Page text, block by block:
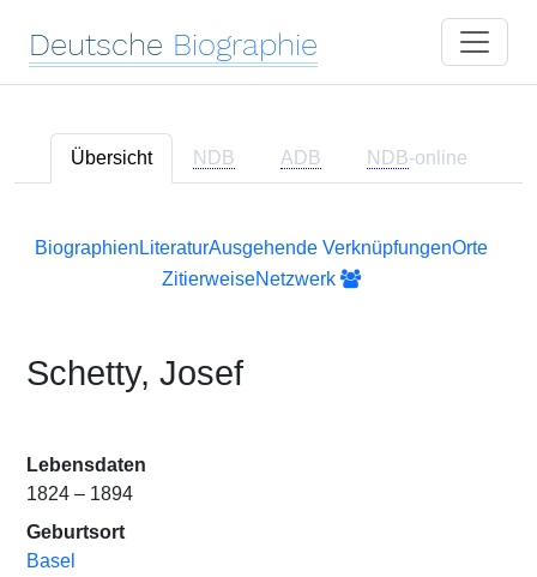
Deutsche Biographie
Übersicht NDB ADB NDB-online
Biographien LiteraturAusgehende VerknüpfungenOrte
ZitierweiseNetzwerk
Schetty, Josef
Lebensdaten
1824 – 1894
Geburtsort
Basel